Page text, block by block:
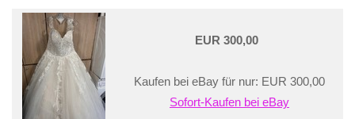
EUR 300,00
Kaufen bei eBay für nur: EUR 300,00
Sofort-Kaufen bei eBay